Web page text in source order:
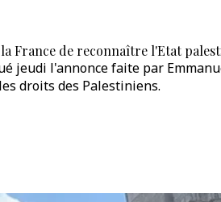
France de reconnaître l'Etat
jeudi l'annonce faite par
droits des Palestiniens.